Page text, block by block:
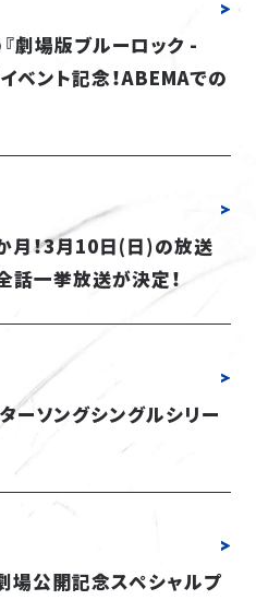
場版ブルーロック -
ベント記念！ABEMAでの
月！3月10日(日)の放送
話一挙放送が決定！
ーソングシングルシリー
場公開記念スペシャルプ